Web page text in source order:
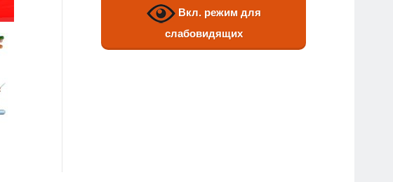
Вкл. режим для
слабовидящих